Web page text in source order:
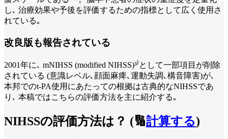
し､ 治療効果や予後を評価するための指標として広く使用さ
れている｡
改良版も報告されている
2001年に､ mNIHSS (modified NIHSS)³⁾として一部項目が削除
されている (意識レベル､顔面麻痺､運動失調､構音障害)が､
本邦でのt-PA使用にあたっての根拠は古典的なNIHSSであ
り､ 本稿ではこちらの評価方法を主に紹介する｡
NIHSSの評価方法は？ (🔢計算する)